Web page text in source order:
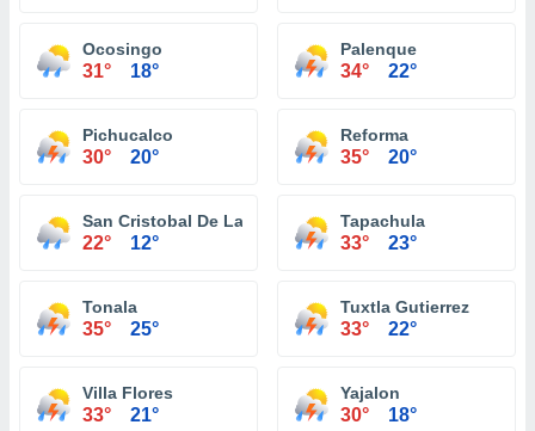
Ocosingo
31° 18°
Palenque
34° 22°
Pichucalco
30° 20°
Reforma
35° 20°
San Cristobal De Las Casas
22° 12°
Tapachula
33° 23°
Tonala
35° 25°
Tuxtla Gutierrez
33° 22°
Villa Flores
33° 21°
Yajalon
30° 18°